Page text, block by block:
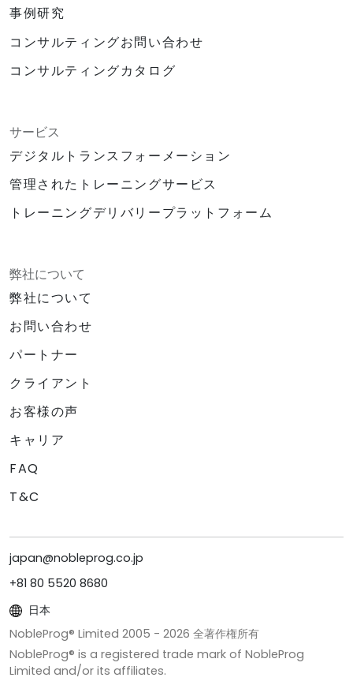
事例研究
コンサルティングお問い合わせ
コンサルティングカタログ
サービス
デジタルトランスフォーメーション
管理されたトレーニングサービス
トレーニングデリバリープラットフォーム
弊社について
弊社について
お問い合わせ
パートナー
クライアント
お客様の声
キャリア
FAQ
T&C
japan@nobleprog.co.jp
+81 80 5520 8680
日本
NobleProg® Limited 2005 - 2026 全著作権所有
NobleProg® is a registered trade mark of NobleProg
Limited and/or its affiliates.